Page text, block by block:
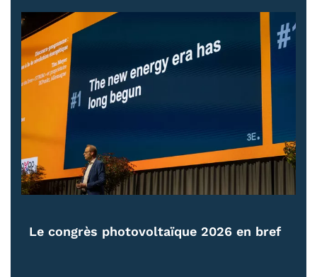
Le congrès photovoltaïque 2026 en bref